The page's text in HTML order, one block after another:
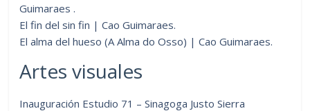
Guimaraes .
El fin del sin fin | Cao Guimaraes.
El alma del hueso (A Alma do Osso) | Cao Guimaraes.
Artes visuales
Inauguración Estudio 71 – Sinagoga Justo Sierra